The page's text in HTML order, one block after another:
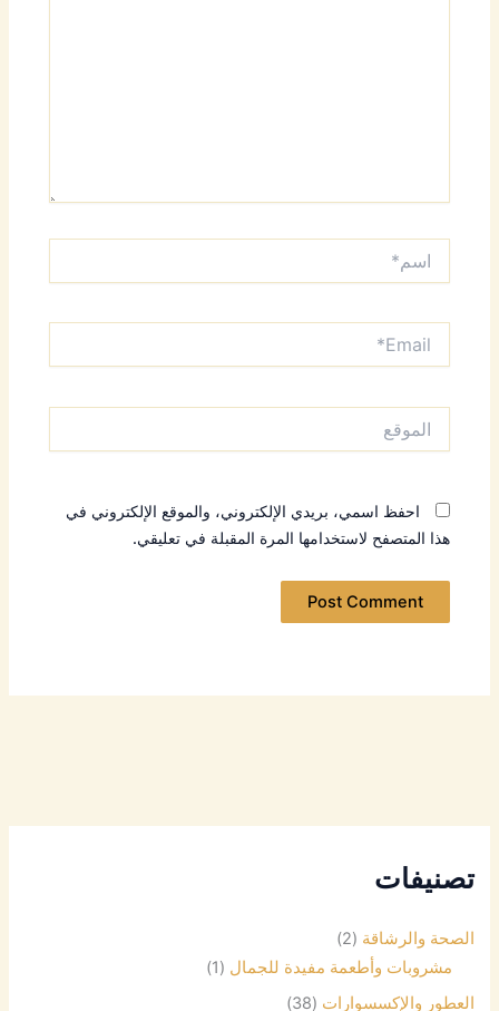
احفظ اسمي، بريدي الإلكتروني، والموقع الإلكتروني في
هذا المتصفح لاستخدامها المرة المقبلة في تعليقي.
تصنيفات
الصحة والرشاقة (2)
مشروبات وأطعمة مفيدة للجمال (1)
العطور والإكسسوارات (38)